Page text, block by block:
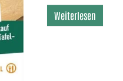
Weiterlesen